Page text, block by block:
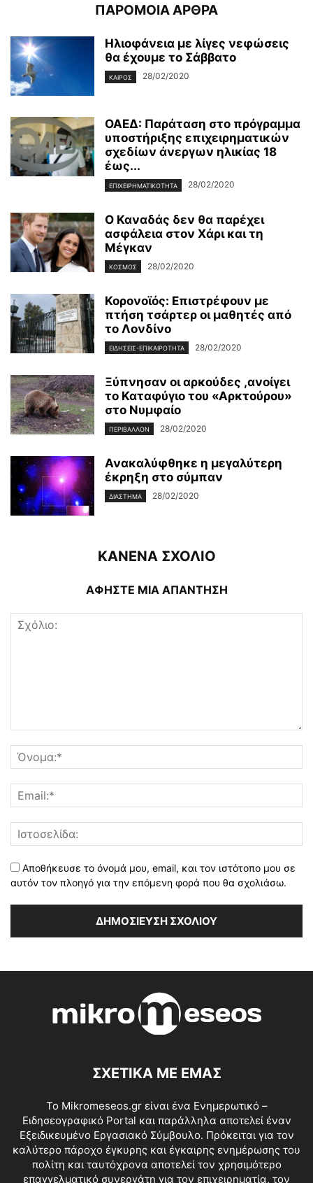
ΠΑΡΟΜΟΙΑ ΑΡΘΡΑ
Ηλιοφάνεια με λίγες νεφώσεις
θα έχουμε το Σάββατο
ΚΑΙΡΌΣ 28/02/2020
ΟΑΕΔ: Παράταση στο πρόγραμμα
υποστήριξης επιχειρηματικών
σχεδίων άνεργων ηλικίας 18
έως...
ΕΠΙΧΕΙΡΗΜΑΤΙΚΌΤΗΤΑ 28/02/2020
Ο Καναδάς δεν θα παρέχει
ασφάλεια στον Χάρι και τη
Μέγκαν
ΚΌΣΜΟΣ 28/02/2020
Κορονοϊός: Επιστρέφουν με
πτήση τσάρτερ οι μαθητές από
το Λονδίνο
ΕΙΔΉΣΕΙΣ-ΕΠΙΚΑΙΡΌΤΗΤΑ 28/02/2020
Ξύπνησαν οι αρκούδες ,ανοίγει
το Καταφύγιο του «Αρκτούρου»
στο Νυμφαίο
ΠΕΡΙΒΆΛΛΟΝ 28/02/2020
Ανακαλύφθηκε η μεγαλύτερη
έκρηξη στο σύμπαν
ΔΙΆΣΤΗΜΑ 28/02/2020
ΚΑΝΕΝΑ ΣΧΟΛΙΟ
ΑΦΗΣΤΕ ΜΙΑ ΑΠΑΝΤΗΣΗ
Αποθήκευσε το όνομά μου, email, και τον ιστότοπο μου σε
αυτόν τον πλοηγό για την επόμενη φορά που θα σχολιάσω.
ΣΧΕΤΙΚΑ ΜΕ ΕΜΑΣ
Το Mikromeseos.gr είναι ένα Ενημερωτικό –
Ειδησεογραφικό Portal και παράλληλα αποτελεί έναν
Εξειδικευμένο Εργασιακό Σύμβουλο. Πρόκειται για τον
καλύτερο πάροχο έγκυρης και έγκαιρης ενημέρωσης του
πολίτη και ταυτόχρονα αποτελεί τον χρησιμότερο
επαγγελματικό συνεργάτη για τον επιχειρηματία, τον